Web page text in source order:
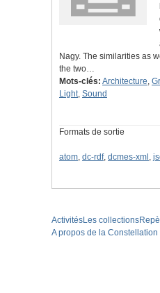
Nagy. The similarities as
the two…
Mots-clés: Architecture,
Light, Sound
Formats de sortie
atom, dc-rdf, dcmes-xml ,
ActivitésLes collections
A propos de la